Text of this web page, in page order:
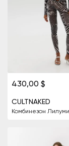
430,00 $
CULTNAKED